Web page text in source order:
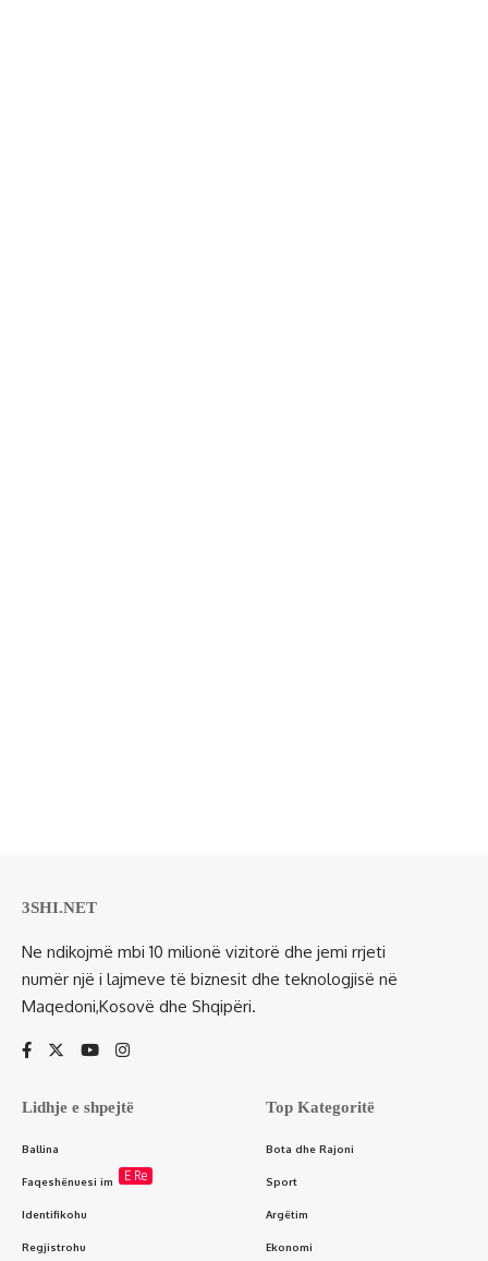
3SHI.NET
Ne ndikojmë mbi 10 milionë vizitorë dhe jemi rrjeti
numër një i lajmeve të biznesit dhe teknologjisë në
Maqedoni,Kosovë dhe Shqipëri.
Lidhje e shpejtë
Ballina
Faqeshënuesi im E Re
Identifikohu
Regjistrohu
Top Kategoritë
Bota dhe Rajoni
Sport
Argëtim
Ekonomi